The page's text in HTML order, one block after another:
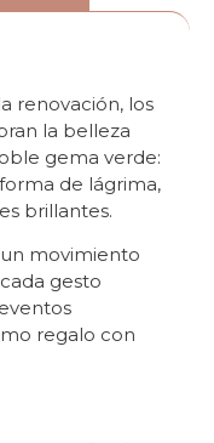
renovación, los
la belleza
gema verde:
de lágrima,
brillantes.
movimiento
gesto
regalo con